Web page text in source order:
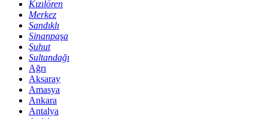
Kızılören
Merkez
Sandıklı
Sinanpaşa
Şuhut
Sultandağı
Ağrı
Aksaray
Amasya
Ankara
Antalya